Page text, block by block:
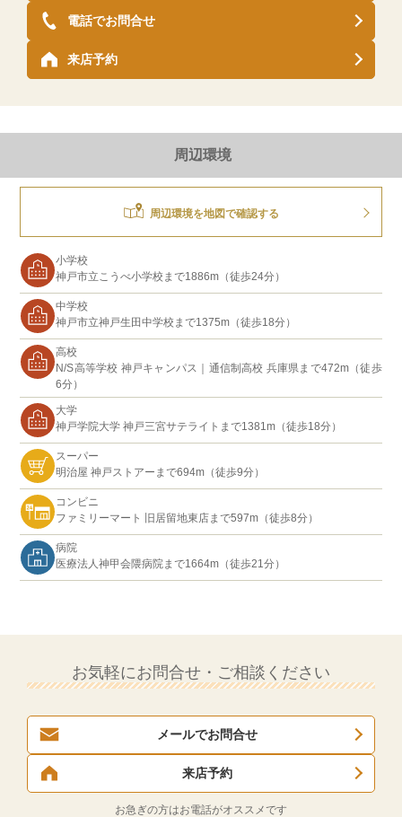
来店予約
電話でお問合せ
周辺環境
周辺環境を地図で確認する
小学校
神戸市立こうべ小学校まで1886m（徒歩24分）
中学校
神戸市立神戸生田中学校まで1375m（徒歩18分）
高校
N/S高等学校 神戸キャンパス｜通信制高校 兵庫県まで472m（徒歩
6分）
大学
神戸学院大学 神戸三宮サテライトまで1381m（徒歩18分）
スーパー
明治屋 神戸ストアーまで694m（徒歩9分）
コンビニ
ファミリーマート 旧居留地東店まで597m（徒歩8分）
病院
医療法人神甲会隈病院まで1664m（徒歩21分）
お気軽にお問合せ・ご相談ください
メールでお問合せ
来店予約
お急ぎの方はお電話がオススメです